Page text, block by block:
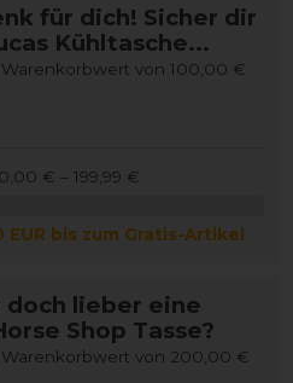
für dich! Sicher dir
Kühltasche...
von 100,00 €
€ – 199,99 €
bis zum Gratis-Artikel
doch lieber eine
Shop Tasse?
von 200,00 €